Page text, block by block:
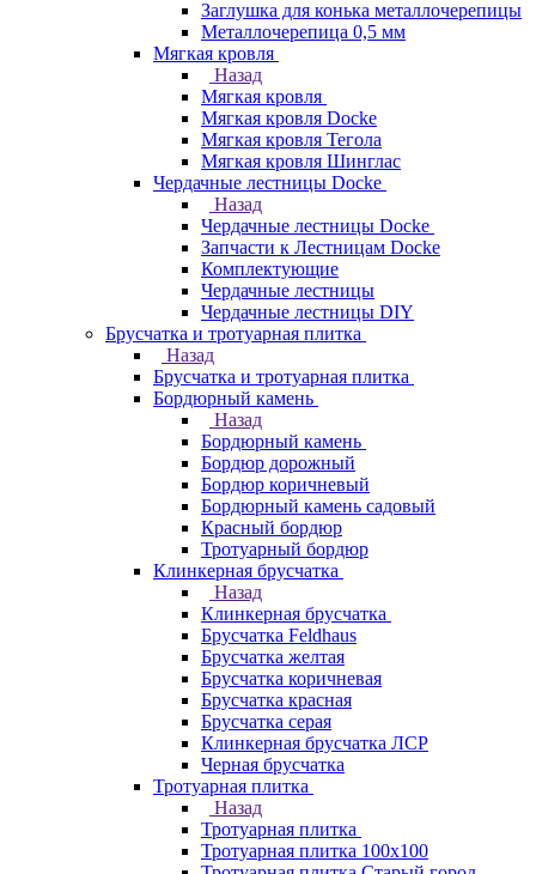
Заглушка для конька металлочерепицы
Металлочерепица 0,5 мм
Мягкая кровля
Назад
Мягкая кровля
Мягкая кровля Docke
Мягкая кровля Тегола
Мягкая кровля Шинглас
Чердачные лестницы Docke
Назад
Чердачные лестницы Docke
Запчасти к Лестницам Docke
Комплектующие
Чердачные лестницы
Чердачные лестницы DIY
Брусчатка и тротуарная плитка
Назад
Брусчатка и тротуарная плитка
Бордюрный камень
Назад
Бордюрный камень
Бордюр дорожный
Бордюр коричневый
Бордюрный камень садовый
Красный бордюр
Тротуарный бордюр
Клинкерная брусчатка
Назад
Клинкерная брусчатка
Брусчатка Feldhaus
Брусчатка желтая
Брусчатка коричневая
Брусчатка красная
Брусчатка серая
Клинкерная брусчатка ЛСР
Черная брусчатка
Тротуарная плитка
Назад
Тротуарная плитка
Тротуарная плитка 100x100